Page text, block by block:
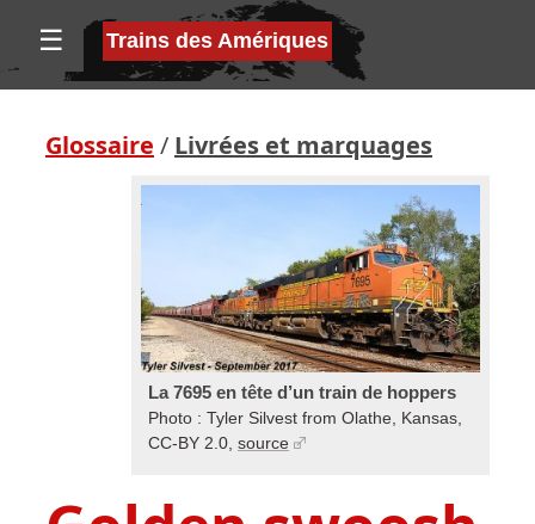
☰ Trains des Amériques
Glossaire / Livrées et marquages
La 7695 en tête d’un train de hoppers
Photo : Tyler Silvest from Olathe, Kansas,
CC-BY 2.0, source